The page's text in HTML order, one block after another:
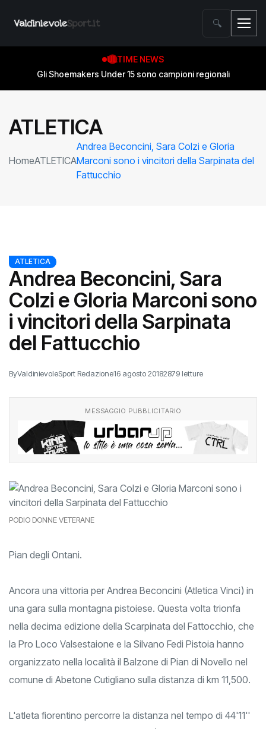
🔍
ULTIME NEWS
Gli Shoemakers Under 15 sono campioni regionali
ATLETICA
HomeATLETICA
Andrea Beconcini, Sara Colzi e Gloria
Marconi sono i vincitori della Sarpinata del
Fattucchio
ATLETICA
Andrea Beconcini, Sara
Colzi e Gloria Marconi sono
i vincitori della Sarpinata
del Fattucchio
ByValdinievoleSport Redazione16 agosto 20182879 letture
MESSAGGIO PUBBLICITARIO
PODIO DONNE VETERANE
Pian degli Ontani.
Ancora una vittoria per Andrea Beconcini (Atletica Vinci) in
una gara sulla montagna pistoiese. Questa volta trionfa
nella decima edizione della Scarpinata del Fattocchio, che
la Pro Loco Valsestaione e la Silvano Fedi Pistoia hanno
organizzato nella località il Balzone di Pian di Novello nel
comune di Abetone Cutigliano sulla distanza di km 11,500.
L'atleta fiorentino percorre la distanza nel tempo di 44'11''